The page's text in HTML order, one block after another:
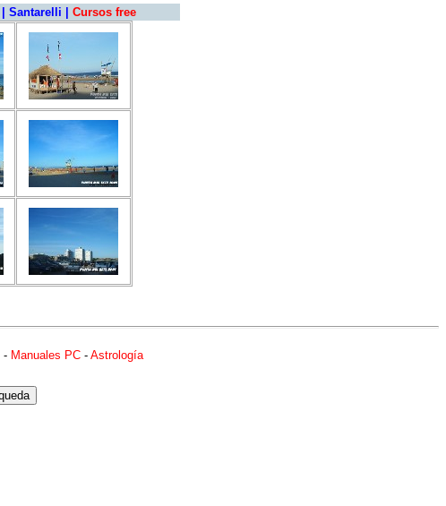
Santarelli Cursos free
- Manuales PC- Astrología